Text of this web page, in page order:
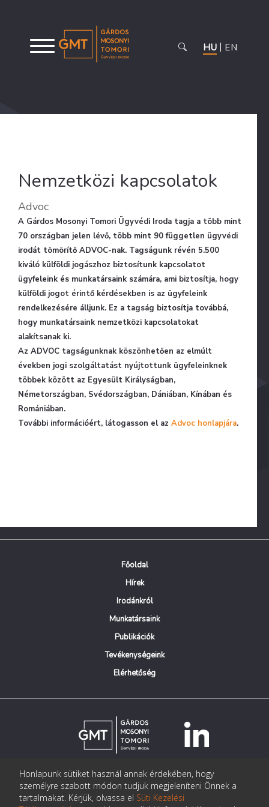
HU EN
Nemzetközi kapcsolatok
Advoc
A Gárdos Mosonyi Tomori Ügyvédi Iroda tagja a több mint
70 országban jelen lévő, több mint 90 független ügyvédi
irodát tömörítő ADVOC-nak. Tagságunk révén 5.500
kiváló külföldi jogászhoz biztosítunk kapcsolatot
ügyfeleink és munkatársaink számára, ami biztosítja, hogy
külföldi jogot érintő kérdésekben is az ügyfeleink
rendelkezésére álljunk. Ez a tagság biztosítja továbbá,
hogy munkatársaink nemzetközi kapcsolatokat
alakítsanak ki.
Az ADVOC tagságunknak köszönhetően az elmúlt
években jogi szolgáltatást nyújtottunk ügyfeleinknek
többek között az Egyesült Királyságban,
Németországban, Svédországban, Dániában, Kínában és
Romániában.
További információért, látogasson el az Advoc honlapjára.
Főoldal
Hírek
Irodánkról
Munkatársaink
Publikációk
Tevékenységeink
Elérhetőség
© Copyright Gárdos Mosonyi Tomori Ügyvédi Iroda
postmaster@gmtlegal.hu
Honlapunk sütiket használ annak érdekében, hogy
személyre szabott módon tudjuk megjeleníteni Önnek a
tartalmakat. Kérjük, olvassa el Süti Kezelési